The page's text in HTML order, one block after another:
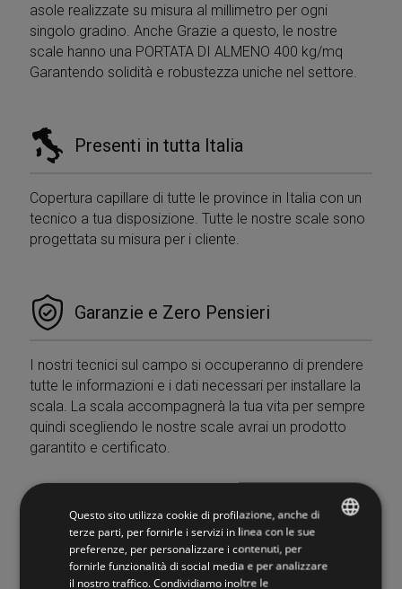
asole realizzate su misura al millimetro per ogni
singolo gradino. Anche Grazie a questo, le nostre
scale hanno una PORTATA DI ALMENO 400 kg/mq
Garantendo solidità e robustezza uniche nel settore.
Presenti in tutta Italia
Copertura capillare di tutte le province in Italia con un
tecnico a tua disposizione. Tutte le nostre scale sono
progettata su misura per i cliente.
Garanzie e Zero Pensieri
I nostri tecnici sul campo si occuperanno di prendere
tutte le informazioni e i dati necessari per installare la
scala. La scala accompagnerà la tua vita per sempre
quindi scegliendo le nostre scale avrai un prodotto
garantito e certificato.
Sostenibilità e Zero Sprechi
Attenzione all’ambiente ed alla salute: usiamo solo
Questo sito utilizza cookie di profilazione, anche di
terze parti, per fornirle i servizi in linea con le sue
preferenze, per personalizzare i contenuti, per
fornirle funzionalità di social media e per analizzare
il nostro traffico. Condividiamo inoltre le